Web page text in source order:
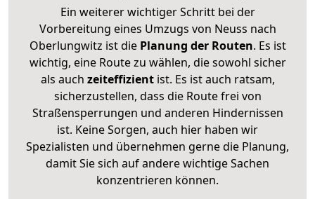
Ein weiterer wichtiger Schritt bei der
Vorbereitung eines Umzugs von Neuss nach
Oberlungwitz ist diePlanung der Routen. Es ist
wichtig, eine Route zu wählen, die sowohl sicher
als auch zeiteffizientist. Es ist auch ratsam,
sicherzustellen, dass die Route frei von
Straßensperrungen und anderen Hindernissen
ist. Keine Sorgen, auch hier haben wir
Spezialisten und übernehmen gerne die Planung,
damit Sie sich auf andere wichtige Sachen
konzentrieren können.